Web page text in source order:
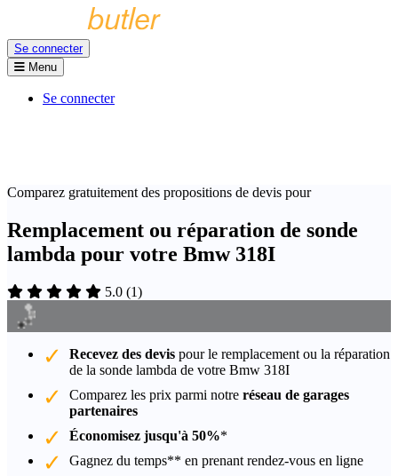
Se connecter
Menu
Se connecter
Comparez gratuitement des propositions de devis pour
Remplacement ou réparation de sonde
lambda pour votre Bmw 318I
5.0 (1)
Recevez des devis pour le remplacement ou la réparation
de la sonde lambda de votre Bmw 318I
Comparez les prix parmi notre réseau de garages
partenaires
Économisez jusqu'à 50%*
Gagnez du temps** en prenant rendez-vous en ligne